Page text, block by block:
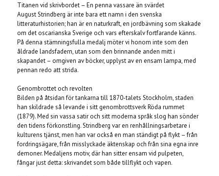
Titanen vid skrivbordet – En penna vassare än svärdet
August Strindberg är inte bara ett namn i den svenska
litteraturhistorien; han är en naturkraft, en jordbävning som skakade
om det oscarianska Sverige och vars efterskalv fortfarande känns.
På denna stämningsfulla medalj möter vi honom inte som den
åldrade landsfadern, utan som den brinnande anden mitt i
skapandet – omgiven av böcker, upplyst av en ensam lampa, med
pennan redo att strida.
Genombrottet och revolten
Bilden på åtsidan för tankarna till 1870-talets Stockholm, staden
han skildrade så levande i sitt genombrottsverk Röda rummet
(1879). Med sin vassa satir och sitt moderna språk slog han sönder
den tidens förkonstling. Strindberg var en renhållningsarbetare i
kulturens tjänst, men han var också en man ständigt på flykt – från
fordringsägare, från misslyckade äktenskap och från sina egna inre
demoner. Medaljens motiv, där han sitter ensam vid pulpeten,
fångar just detta: skrivandet som både tillflykt och vapen.